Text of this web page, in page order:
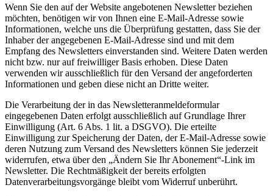
Wenn Sie den auf der Website angebotenen Newsletter beziehen
möchten, benötigen wir von Ihnen eine E-Mail-Adresse sowie
Informationen, welche uns die Überprüfung gestatten, dass Sie der
Inhaber der angegebenen E-Mail-Adresse sind und mit dem
Empfang des Newsletters einverstanden sind. Weitere Daten werden
nicht bzw. nur auf freiwilliger Basis erhoben. Diese Daten
verwenden wir ausschließlich für den Versand der angeforderten
Informationen und geben diese nicht an Dritte weiter.
Die Verarbeitung der in das Newsletteranmeldeformular
eingegebenen Daten erfolgt ausschließlich auf Grundlage Ihrer
Einwilligung (Art. 6 Abs. 1 lit. a DSGVO). Die erteilte
Einwilligung zur Speicherung der Daten, der E-Mail-Adresse sowie
deren Nutzung zum Versand des Newsletters können Sie jederzeit
widerrufen, etwa über den „Ändern Sie Ihr Abonement“-Link im
Newsletter. Die Rechtmäßigkeit der bereits erfolgten
Datenverarbeitungsvorgänge bleibt vom Widerruf unberührt.